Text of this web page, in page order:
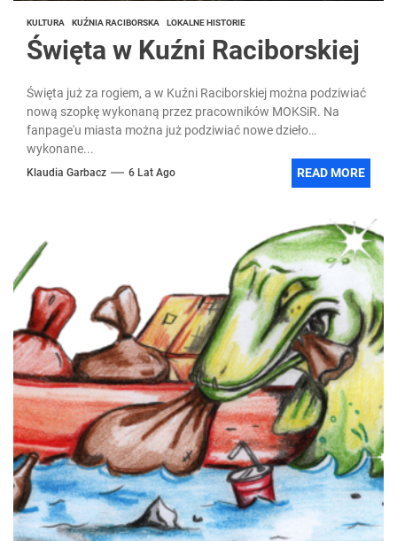
KULTURA KUŹNIA RACIBORSKA LOKALNE HISTORIE
Święta w Kuźni Raciborskiej
Święta już za rogiem, a w Kuźni Raciborskiej można podziwiać
nową szopkę wykonaną przez pracowników MOKSiR. Na
fanpage'u miasta można już podziwiać nowe dzieło
wykonane...
Klaudia Garbacz 6 Lat Ago READ MORE